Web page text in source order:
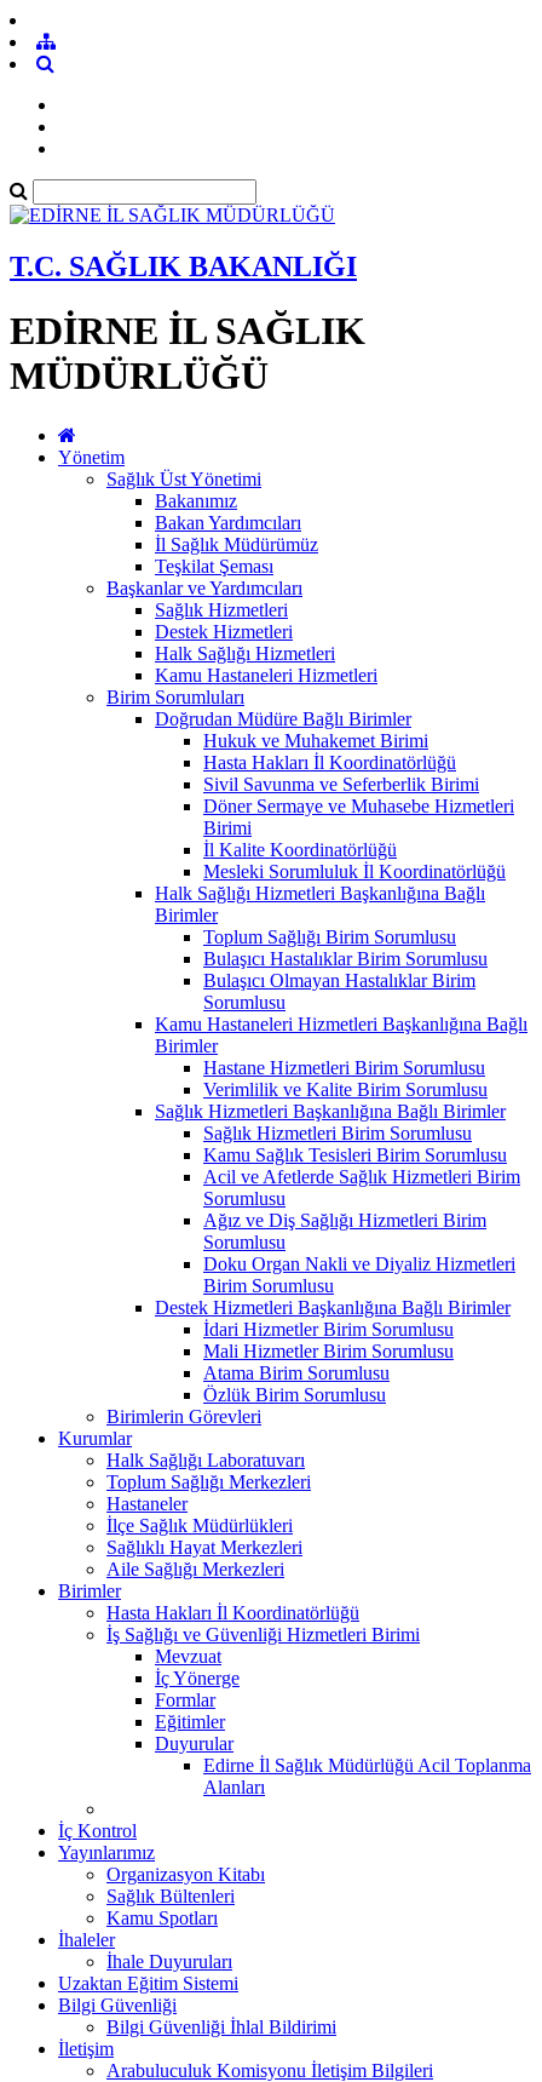
T.C. SAĞLIK BAKANLIĞI
EDİRNE İL SAĞLIK
MÜDÜRLÜĞÜ
Yönetim
Sağlık Üst Yönetimi
Bakanımız
Bakan Yardımcıları
İl Sağlık Müdürümüz
Teşkilat Şeması
Başkanlar ve Yardımcıları
Sağlık Hizmetleri
Destek Hizmetleri
Halk Sağlığı Hizmetleri
Kamu Hastaneleri Hizmetleri
Birim Sorumluları
Doğrudan Müdüre Bağlı Birimler
Hukuk ve Muhakemet Birimi
Hasta Hakları İl Koordinatörlüğü
Sivil Savunma ve Seferberlik Birimi
Döner Sermaye ve Muhasebe Hizmetleri
Birimi
İl Kalite Koordinatörlüğü
Mesleki Sorumluluk İl Koordinatörlüğü
Halk Sağlığı Hizmetleri Başkanlığına Bağlı
Birimler
Toplum Sağlığı Birim Sorumlusu
Bulaşıcı Hastalıklar Birim Sorumlusu
Bulaşıcı Olmayan Hastalıklar Birim
Sorumlusu
Kamu Hastaneleri Hizmetleri Başkanlığına Bağlı
Birimler
Hastane Hizmetleri Birim Sorumlusu
Verimlilik ve Kalite Birim Sorumlusu
Sağlık Hizmetleri Başkanlığına Bağlı Birimler
Sağlık Hizmetleri Birim Sorumlusu
Kamu Sağlık Tesisleri Birim Sorumlusu
Acil ve Afetlerde Sağlık Hizmetleri Birim
Sorumlusu
Ağız ve Diş Sağlığı Hizmetleri Birim
Sorumlusu
Doku Organ Nakli ve Diyaliz Hizmetleri
Birim Sorumlusu
Destek Hizmetleri Başkanlığına Bağlı Birimler
İdari Hizmetler Birim Sorumlusu
Mali Hizmetler Birim Sorumlusu
Atama Birim Sorumlusu
Özlük Birim Sorumlusu
Birimlerin Görevleri
Kurumlar
Halk Sağlığı Laboratuvarı
Toplum Sağlığı Merkezleri
Hastaneler
İlçe Sağlık Müdürlükleri
Sağlıklı Hayat Merkezleri
Aile Sağlığı Merkezleri
Birimler
Hasta Hakları İl Koordinatörlüğü
İş Sağlığı ve Güvenliği Hizmetleri Birimi
Mevzuat
İç Yönerge
Formlar
Eğitimler
Duyurular
Edirne İl Sağlık Müdürlüğü Acil Toplanma
Alanları
İç Kontrol
Yayınlarımız
Organizasyon Kitabı
Sağlık Bültenleri
Kamu Spotları
İhaleler
İhale Duyuruları
Uzaktan Eğitim Sistemi
Bilgi Güvenliği
Bilgi Güvenliği İhlal Bildirimi
İletişim
Arabuluculuk Komisyonu İletişim Bilgileri